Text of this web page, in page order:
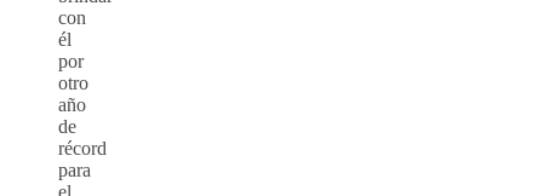
con
él
por
otro
año
de
récord
para